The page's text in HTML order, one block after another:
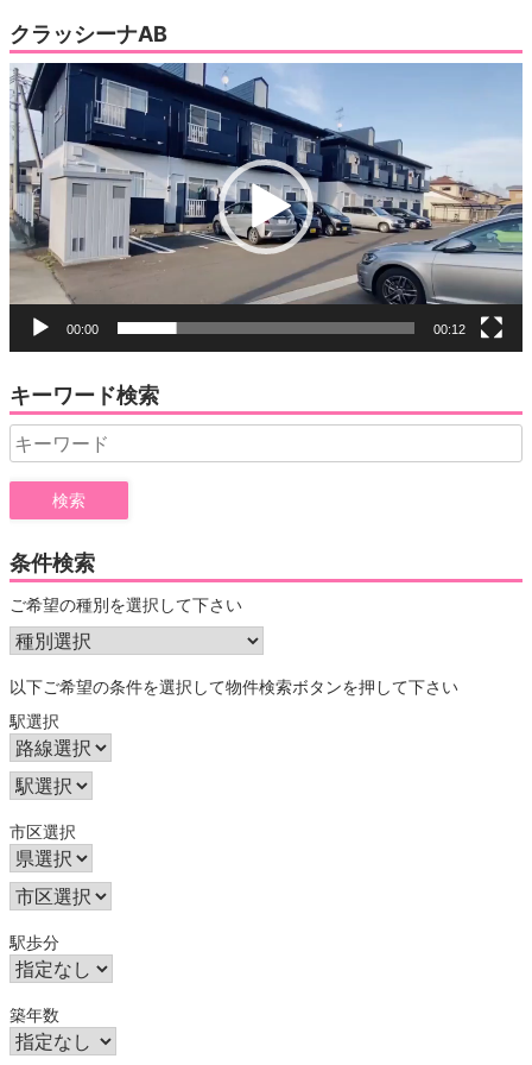
クラッシーナAB
動
画
プ
レ
ー
ヤ
ー
00:00 00:12
キーワード検索
Search
for:
条件検索
ご希望の種別を選択して下さい
以下ご希望の条件を選択して物件検索ボタンを押して下さい
駅選択
市区選択
駅歩分
築年数